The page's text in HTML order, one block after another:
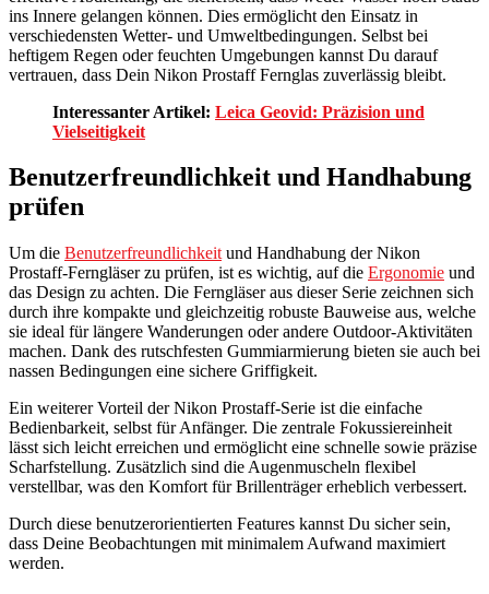
ins Innere gelangen können. Dies ermöglicht den Einsatz in
verschiedensten Wetter- und Umweltbedingungen. Selbst bei
heftigem Regen oder feuchten Umgebungen kannst Du darauf
vertrauen, dass Dein Nikon Prostaff Fernglas zuverlässig bleibt.
Interessanter Artikel: Leica Geovid: Präzision und
Vielseitigkeit
Benutzerfreundlichkeit und Handhabung
prüfen
Um die Benutzerfreundlichkeit und Handhabung der Nikon
Prostaff-Ferngläser zu prüfen, ist es wichtig, auf die Ergonomie und
das Design zu achten. Die Ferngläser aus dieser Serie zeichnen sich
durch ihre kompakte und gleichzeitig robuste Bauweise aus, welche
sie ideal für längere Wanderungen oder andere Outdoor-Aktivitäten
machen. Dank des rutschfesten Gummiarmierung bieten sie auch bei
nassen Bedingungen eine sichere Griffigkeit.
Ein weiterer Vorteil der Nikon Prostaff-Serie ist die einfache
Bedienbarkeit, selbst für Anfänger. Die zentrale Fokussiereinheit
lässt sich leicht erreichen und ermöglicht eine schnelle sowie präzise
Scharfstellung. Zusätzlich sind die Augenmuscheln flexibel
verstellbar, was den Komfort für Brillenträger erheblich verbessert.
Durch diese benutzerorientierten Features kannst Du sicher sein,
dass Deine Beobachtungen mit minimalem Aufwand maximiert
werden.